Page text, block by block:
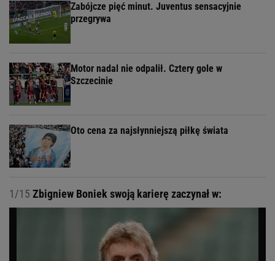
Zabójcze pięć minut. Juventus sensacyjnie
przegrywa
Motor nadal nie odpalił. Cztery gole w
Szczecinie
Oto cena za najsłynniejszą piłkę świata
1/15 Zbigniew Boniek swoją karierę zaczynał w: